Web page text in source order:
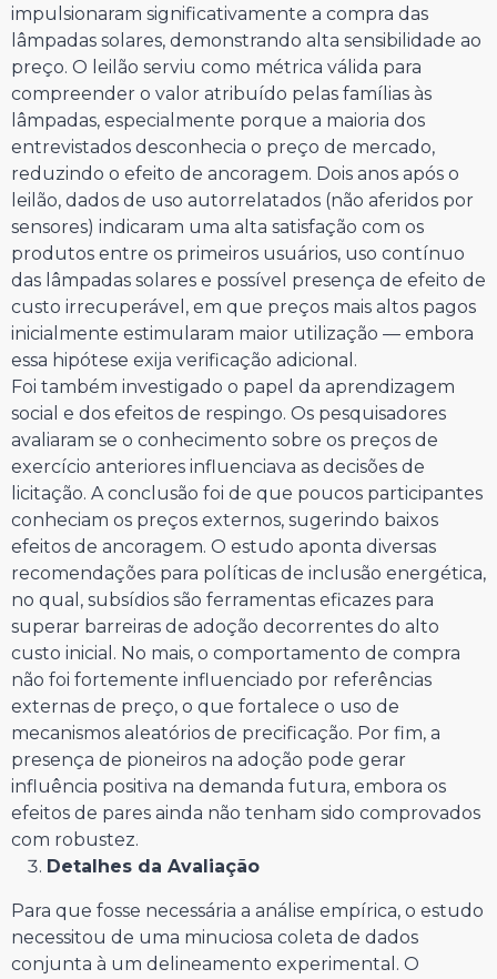
impulsionaram significativamente a compra das
lâmpadas solares, demonstrando alta sensibilidade ao
preço. O leilão serviu como métrica válida para
compreender o valor atribuído pelas famílias às
lâmpadas, especialmente porque a maioria dos
entrevistados desconhecia o preço de mercado,
reduzindo o efeito de ancoragem. Dois anos após o
leilão, dados de uso autorrelatados (não aferidos por
sensores) indicaram uma alta satisfação com os
produtos entre os primeiros usuários, uso contínuo
das lâmpadas solares e possível presença de efeito de
custo irrecuperável, em que preços mais altos pagos
inicialmente estimularam maior utilização — embora
essa hipótese exija verificação adicional.
Foi também investigado o papel da aprendizagem
social e dos efeitos de respingo. Os pesquisadores
avaliaram se o conhecimento sobre os preços de
exercício anteriores influenciava as decisões de
licitação. A conclusão foi de que poucos participantes
conheciam os preços externos, sugerindo baixos
efeitos de ancoragem. O estudo aponta diversas
recomendações para políticas de inclusão energética,
no qual, subsídios são ferramentas eficazes para
superar barreiras de adoção decorrentes do alto
custo inicial. No mais, o comportamento de compra
não foi fortemente influenciado por referências
externas de preço, o que fortalece o uso de
mecanismos aleatórios de precificação. Por fim, a
presença de pioneiros na adoção pode gerar
influência positiva na demanda futura, embora os
efeitos de pares ainda não tenham sido comprovados
com robustez.
Detalhes da Avaliação
Para que fosse necessária a análise empírica, o estudo
necessitou de uma minuciosa coleta de dados
conjunta à um delineamento experimental. O